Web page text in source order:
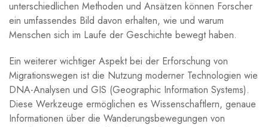
unterschiedlichen Methoden und Ansätzen ⁤können Forscher
ein‍ umfassendes Bild davon‍ erhalten, ‍wie⁣ und​ warum
Menschen sich im ⁢Laufe der⁤ Geschichte bewegt haben.
Ein weiterer wichtiger Aspekt bei der Erforschung von‍
Migrationswegen ist die Nutzung⁤ moderner Technologien wie
DNA-Analysen ⁢und GIS (Geographic Information Systems).‍
Diese Werkzeuge ⁣ermöglichen es Wissenschaftlern, genaue
Informationen über die Wanderungsbewegungen ⁢von